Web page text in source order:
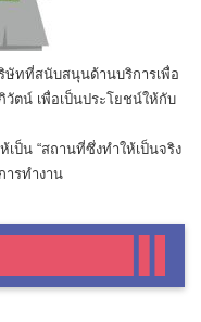
ษัทที่สนับสนุนด้านบริการเพื่อ
ตน์ เพื่อเป็นประโยชน์ให้กับ
ป็น “สถานที่ซึ่งทำให้เป็นจริง
ารทำงาน